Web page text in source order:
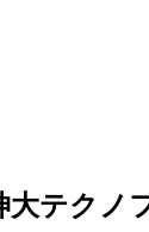
大テク